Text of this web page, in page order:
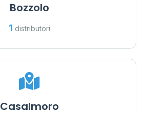
Bozzolo
1 distributori
Casalmoro